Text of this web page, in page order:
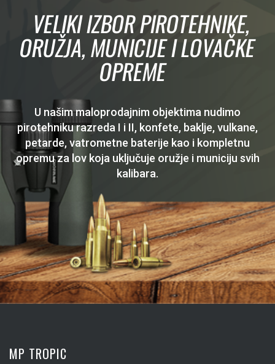
VELIKI IZBOR PIROTEHNIKE,
ORUŽJA, MUNICIJE I LOVAČKE
OPREME
U našim maloprodajnim objektima nudimo
pirotehniku razreda I i II, konfete, baklje, vulkane,
petarde, vatrometne baterije kao i kompletnu
opremu za lov koja uključuje oružje i municiju svih
kalibara.
MP TROPIC